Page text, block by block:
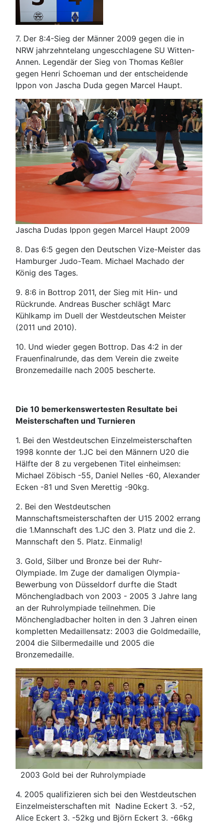
7. Der 8:4-Sieg der Männer 2009 gegen die in
NRW jahrzehntelang ungescchlagene SU Witten-
Annen. Legendär der Sieg von Thomas Keßler
gegen Henri Schoeman und der entscheidende
Ippon von Jascha Duda gegen Marcel Haupt.
Jascha Dudas Ippon gegen Marcel Haupt 2009
8. Das 6:5 gegen den Deutschen Vize-Meister das
Hamburger Judo-Team. Michael Machado der
König des Tages.
9. 8:6 in Bottrop 2011, der Sieg mit Hin- und
Rückrunde. Andreas Buscher schlägt Marc
Kühlkamp im Duell der Westdeutschen Meister
(2011 und 2010).
10. Und wieder gegen Bottrop. Das 4:2 in der
Frauenfinalrunde, das dem Verein die zweite
Bronzemedaille nach 2005 bescherte.
Die 10 bemerkenswertesten Resultate bei
Meisterschaften und Turnieren
1. Bei den Westdeutschen Einzelmeisterschaften
1998 konnte der 1.JC bei den Männern U20 die
Hälfte der 8 zu vergebenen Titel einheimsen:
Michael Zöbisch -55, Daniel Nelles -60, Alexander
Ecken -81 und Sven Merettig -90kg.
2. Bei den Westdeutschen
Mannschaftsmeisterschaften der U15 2002 errang
die 1.Mannschaft des 1.JC den 3. Platz und die 2.
Mannschaft den 5. Platz. Einmalig!
3. Gold, Silber und Bronze bei der Ruhr-
Olympiade. Im Zuge der damaligen Olympia-
Bewerbung von Düsseldorf durfte die Stadt
Mönchengladbach von 2003 - 2005 3 Jahre lang
an der Ruhrolympiade teilnehmen. Die
Mönchengladbacher holten in den 3 Jahren einen
kompletten Medaillensatz: 2003 die Goldmedaille,
2004 die Silbermedaille und 2005 die
Bronzemedaille.
2003 Gold bei der Ruhrolympiade
4. 2005 qualifizieren sich bei den Westdeutschen
Einzelmeisterschaften mit Nadine Eckert 3. -52,
Alice Eckert 3. -52kg und Björn Eckert 3. -66kg